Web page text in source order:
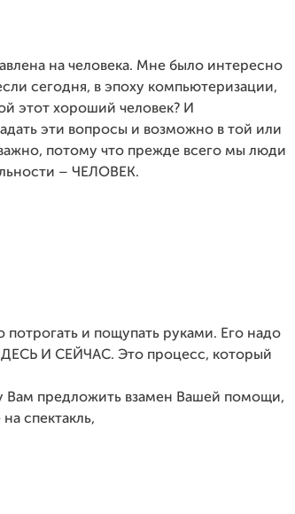
на человека. Мне было интересно
сегодня, в эпоху компьютеризации,
этот хороший человек? И
эти вопросы и возможно в той или
потому что прежде всего мы люди
– ЧЕЛОВЕК.
потрогать и пощупать руками. Его надо
И СЕЙЧАС. Это процесс, который
Вам предложить взамен Вашей помощи,
спектакль,